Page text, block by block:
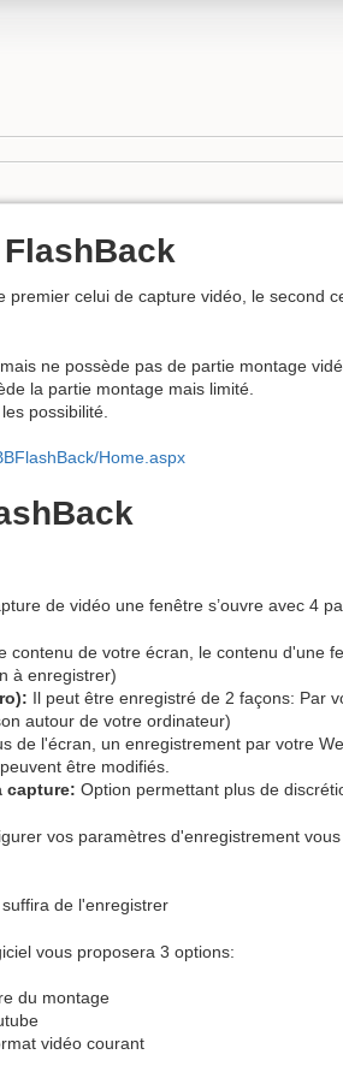
premier celui de capture vidéo, le second
ne possède pas de partie montage
la partie montage mais limité.
possibilité.
Home.aspx
de vidéo une fenêtre s’ouvre avec 4
contenu de votre écran, le contenu d'une
à enregistrer)
Il peut être enregistré de 2 façons: Par
autour de votre ordinateur)
de l'écran, un enregistrement par votre
être modifiés.
capture: Option permettant plus de
vos paramètres d'enregistrement
de l'enregistrer
vous proposera 3 options:
du montage
vidéo courant